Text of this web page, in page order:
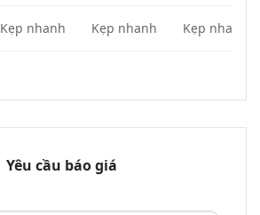
Kẹp nhanh Kẹp nhanh Kẹp nhanh
Yêu cầu báo giá